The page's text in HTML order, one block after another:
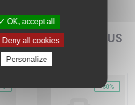
AUSSI VOUS
-30%
OK, accept all
Deny all cookies
Personalize